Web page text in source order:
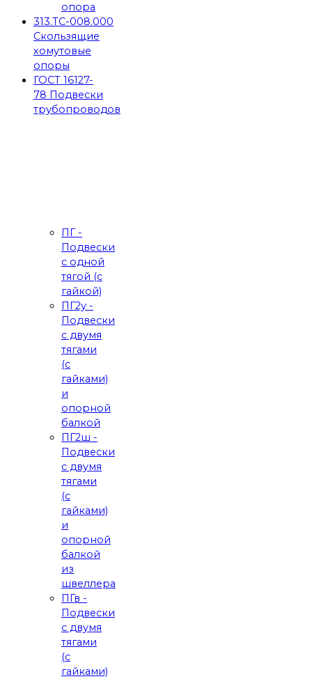
опора
313.ТС-008.000
Скользящие
хомутовые
опоры
ГОСТ 16127-
78 Подвески
трубопроводов
ПГ -
Подвески
с одной
тягой (с
гайкой)
ПГ2у -
Подвески
с двумя
тягами
(с
гайками)
и
опорной
балкой
ПГ2ш -
Подвески
с двумя
тягами
(с
гайками)
и
опорной
балкой
из
швеллера
ПГв -
Подвески
с двумя
тягами
(с
гайками)